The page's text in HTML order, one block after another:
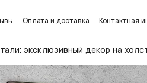
Оплата и доставка
Контактная
эксклюзивный декор на